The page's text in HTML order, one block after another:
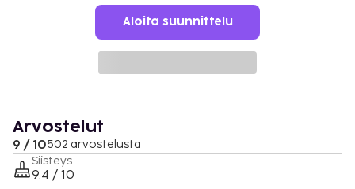
Aloita suunnittelu
Arvostelut
9 / 10502 arvostelusta
Siisteys
9.4 / 10